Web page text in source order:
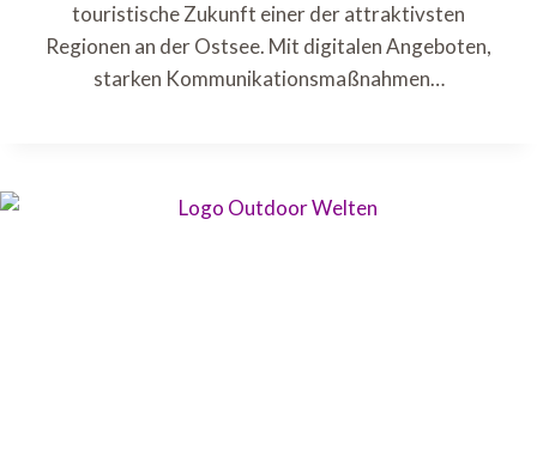
touristische Zukunft einer der attraktivsten
Regionen an der Ostsee. Mit digitalen Angeboten,
starken Kommunikationsmaßnahmen…